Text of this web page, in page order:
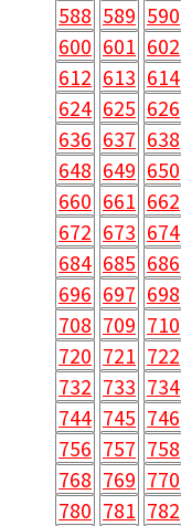
588 589 590
600 601 602
612 613 614
624 625 626
636 637 638
648 649 650
660 661 662
672 673 674
684 685 686
696 697 698
708 709 710
720 721 722
732 733 734
744 745 746
756 757 758
768 769 770
780 781 782